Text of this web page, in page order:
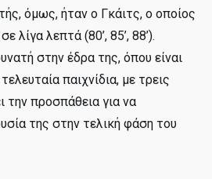
όμως, ήταν ο Γκάιτς, ο οποίος
λίγα λεπτά (80’, 85’, 88’).
στην έδρα της, όπου είναι
παιχνίδια, με τρεις
την προσπάθεια για να
της στην τελική φάση του